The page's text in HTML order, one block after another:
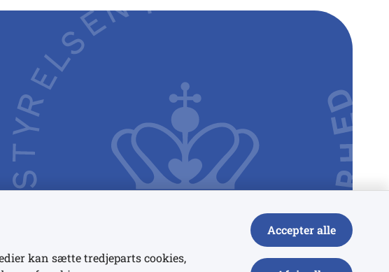
kan sætte tredjeparts cookies,
Accepter alle